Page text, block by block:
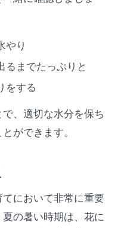
やり
るまでたっぷりと
をする
、適切な水分を保ち
ができます。
において非常に重要
の暑い時期は、花に